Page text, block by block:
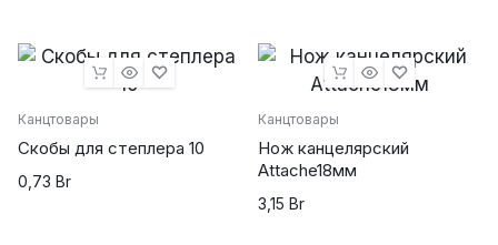
Канцтовары
Скобы для степлера 10
0,73 Br
Канцтовары
Нож канцелярский
Attache18мм
3,15 Br